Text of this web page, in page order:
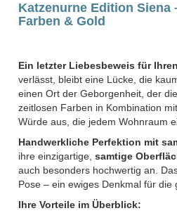
Katzenurne Edition Siena
Farben & Gold
Ein letzter Liebesbeweis für
verlässt, bleibt eine Lücke, die
einen Ort der Geborgenheit, der
zeitlosen Farben in Kombination
Würde aus, die jedem Wohnraum
Handwerkliche Perfektion mit
ihre einzigartige, samtige
auch besonders hochwertig an.
Pose – ein ewiges Denkmal für die
Ihre Vorteile im Überblick: